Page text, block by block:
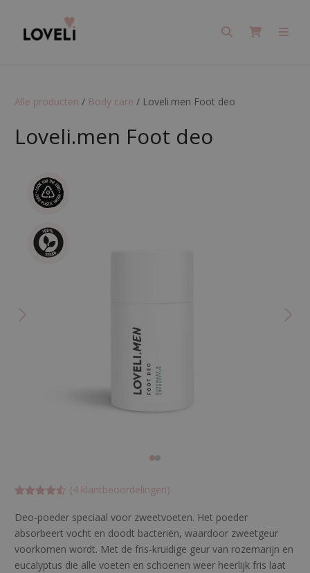
SearchCart
Alle producten / Body care / Loveli.men Foot deo
Loveli.men Foot deo
d4.5 op 5
gebaseerd
opklant
en
(4klantbeoordelingen)
Deo-poeder speciaal voor zweetvoeten. Het poeder
absorbeert vocht en doodt bacteriën, waardoor zweetgeur
voorkomen wordt. Met de fris-kruidige geur van rozemarijn en
eucalyptus die alle voeten en schoenen weer heerlijk fris laat